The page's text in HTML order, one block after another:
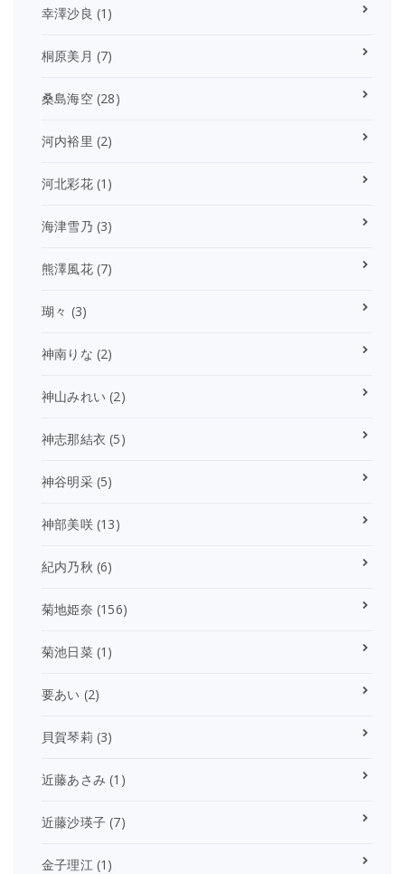
幸澤沙良 (1)
桐原美月 (7)
桑島海空(28)
河内裕里 (2)
河北彩花(1)
海津雪乃 (3)
熊澤風花(7)
瑚々 (3)
神南りな (2)
神山みれい (2)
神志那結衣 (5)
神谷明采(5)
神部美咲(13)
紀内乃秋 (6)
菊地姫奈 (156)
菊池日菜(1)
要あい (2)
貝賀琴莉 (3)
近藤あさみ (1)
近藤沙瑛子 (7)
金子理江(1)